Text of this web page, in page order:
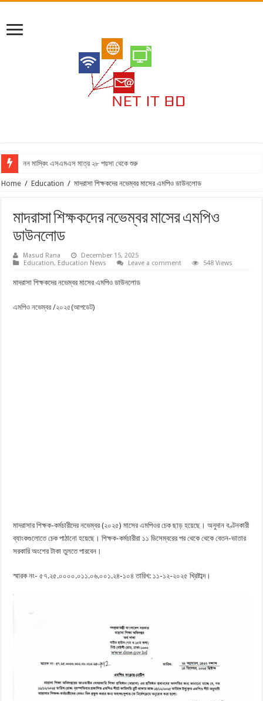
নন মাস্কিং এসএমএস মাত্র ২৮ পয়সা থেকে শুরু
Home / Education / মাদরাসা শিক্ষকদের নভেম্বর মাসের এমপিও ডাউনলোড
মাদরাসা শিক্ষকদের নভেম্বর মাসের এমপিও
ডাউনলোড
Masud Rana
December 15, 2025
Education, Education News Leave a comment 548 Views
মাদরাসা শিক্ষকদের নভেম্বর মাসের এমপিও ডাউনলোড
এমপিও নভেম্বর /২০২৫(আপডেট)
মাদরাসার শিক্ষক-কর্মচারীদের নভেম্বর (২০২৫) মাসের এমপিওর চেক ছাড় হয়েছে। অনুদান বণ্টনকারী
ব্যাংকগুলোতে চেক পাঠানো হয়েছে। শিক্ষক-কর্মচারীরা ১১ ডিসেম্বরের পর থেকে থেকে বেতন-ভাতার
সরকারি অংশের টাকা তুলতে পারবেন।
স্মারক নং- ৫৭.২৫.০০০০.০১১.০৬.০০১.২৪-১০৪ তারিখ: ১১-১২-২০২৫ খ্রিষ্টাব্দ।